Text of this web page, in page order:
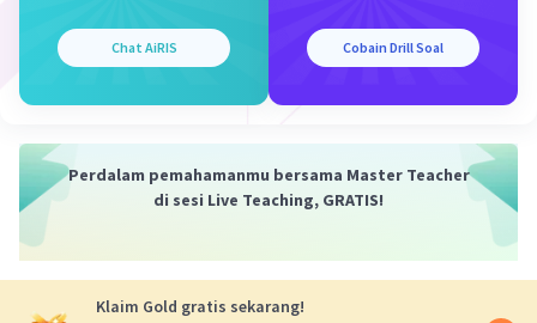
Chat AiRIS Cobain Drill Soal
Perdalam pemahamanmu bersama Master Teacher
di sesi Live Teaching, GRATIS!
Klaim Gold gratis sekarang!